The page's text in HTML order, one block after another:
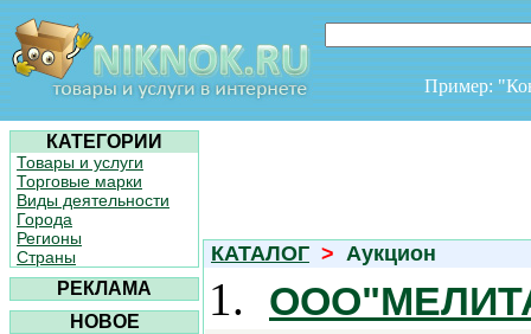
Пример:
КАТЕГОРИИ
Товары и услуги
Торговые марки
Виды деятельности
Города
Регионы
Страны
РЕКЛАМА
НОВОЕ
КАТАЛОГ > Аукцион
1.